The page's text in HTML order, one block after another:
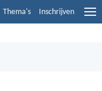
Thema's Inschrijven